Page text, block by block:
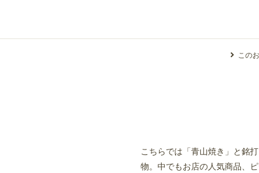
この
こちらでは「青山焼き」と銘
物。中でもお店の人気商品、